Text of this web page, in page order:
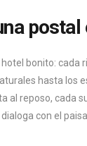
bonito: cada
hasta los
al reposo,
con el